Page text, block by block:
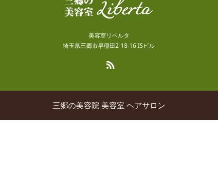
美容室リベルタ
埼玉県三郷市早稲田2-18-16 ISビル
三郷の美容院 美容室 ヘアサロン